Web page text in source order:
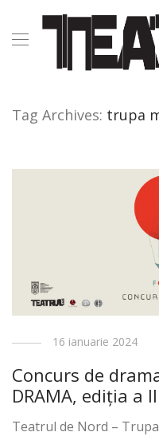
Tag Archives: trupa
16 ianuarie 2024
Concurs de
DRAMA, ediția a
Teatrul de Nord –